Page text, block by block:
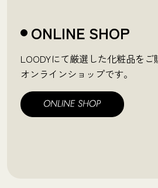
ONLINE SHOP
LOODYにて厳選した化粧品を
オンラインショップです。